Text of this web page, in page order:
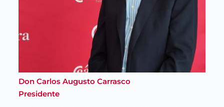
Don Carlos Augusto Carrasco
Presidente